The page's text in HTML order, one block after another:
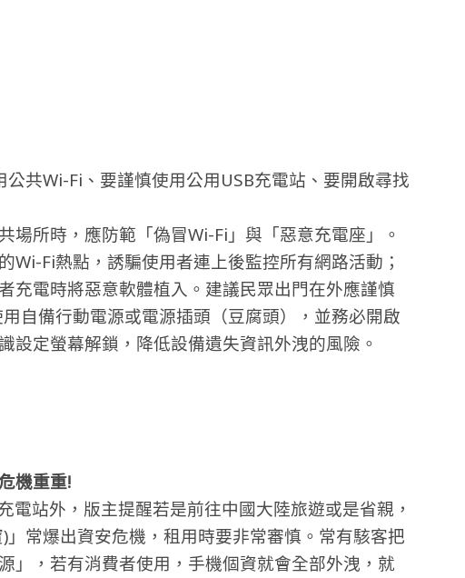
共Wi-Fi、要謹慎使用公用USB充電站、要開啟尋找
場所時，應防範「偽冒Wi-Fi」與「惡意充電座」。
Wi-Fi熱點，誘騙使用者連上後監控所有網路活動；
充電時將惡意軟體植入。建議民眾出門在外應謹慎
自備行動電源或電源插頭（豆腐頭），並務必開啟
設定螢幕解鎖，降低設備遺失資訊外洩的風險。
機重重!
電站外，版主提醒若是前往中國大陸旅遊或是省親，
常爆出資安危機，租用時要非常審慎。常有駭客把
」，若有消費者使用，手機個資就會全部外洩，就